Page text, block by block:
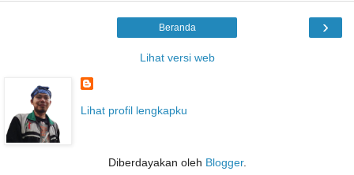
›
Beranda
Lihat versi web
Lihat profil lengkapku
Diberdayakan oleh Blogger.